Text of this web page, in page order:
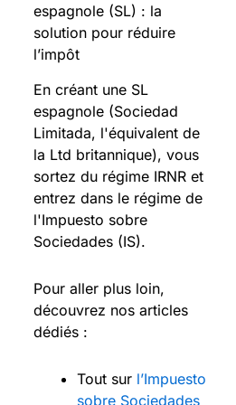
espagnole (SL) : la
solution pour réduire
l’impôt
En créant une SL
espagnole (Sociedad
Limitada, l'équivalent de
la Ltd britannique), vous
sortez du régime IRNR et
entrez dans le régime de
l'Impuesto sobre
Sociedades (IS).
Pour aller plus loin,
découvrez nos articles
dédiés :
Tout sur l’Impuesto
sobre Sociedades